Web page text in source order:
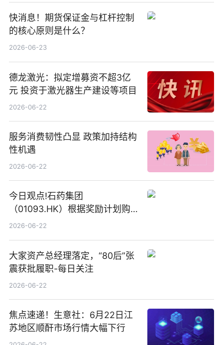
快消息！期货保证金与杠杆控制
的核心原则是什么？
2026-06-23
德龙激光：拟定增募资不超3亿
元 投资于激光器生产建设等项目
2026-06-22
服务消费韧性凸显 政策加持结构
性机遇
2026-06-22
今日观点!石药集团
（01093.HK）根据奖励计划购
回580万股
2026-06-22
大家资产总经理落定，“80后”张
震获批履职-每日关注
2026-06-22
焦点速递！生意社：6月22日江
苏地区顺酐市场行情大幅下行